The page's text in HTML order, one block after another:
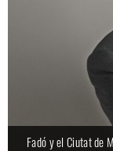
Fadó y el Ciutat de